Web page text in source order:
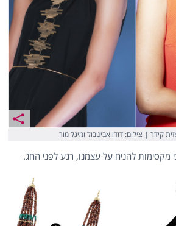
קידר | צילום: דודו אביטבול ומיגל מור
להניח על עצמנו, רגע לפני החג.